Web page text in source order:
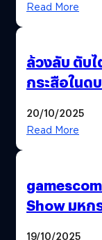
Read More
ล้วงลับ ตับไ
กระสือในด
20/10/2025
Read More
Show มหก
19/10/2025